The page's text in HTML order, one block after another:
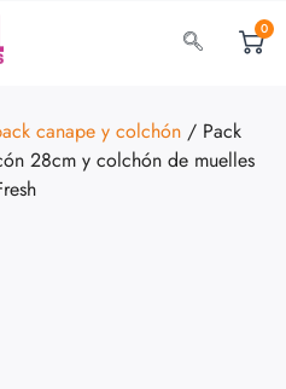
0
canape y colchón / Pack
28cm y colchón de muelles